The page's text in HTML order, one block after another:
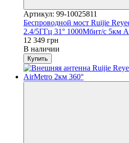
Артикул: 99-10025811
Беспроводной мост Ruijie
2.4/5ГГц 31° 1000Мбит/с 5км
12 349 грн
В наличии
Купить